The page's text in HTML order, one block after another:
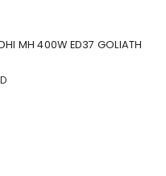
MH 400W ED37 GOLIATH